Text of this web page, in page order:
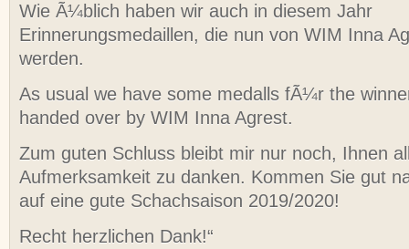
Wie Ã¼blich haben wir auch in diesem Jahr
Erinnerungsmedaillen, die nun von WIM Inna
werden.
As usual we have some medalls fÃ¼r the
handed over by WIM Inna Agrest.
Zum guten Schluss bleibt mir nur noch, Ihnen
Aufmerksamkeit zu danken. Kommen Sie gut
auf eine gute Schachsaison 2019/2020!
Recht herzlichen Dank!“